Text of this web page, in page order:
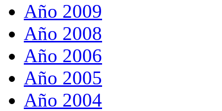
Año 2009
Año 2008
Año 2006
Año 2005
Año 2004